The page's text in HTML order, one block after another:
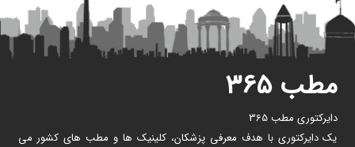
مطب ۳۶۵
دایرکتوری مطب 365
یک دایرکتوری با هدف معرفی پزشکان، کلینیک ها و مطب های کشور می